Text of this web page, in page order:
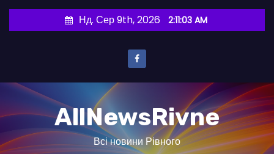
и
о
Нд. Сер 9th, 2026 2:11:04 AM
AllNewsRivne
Всі новини Рівного